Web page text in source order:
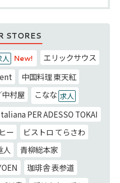
STORES
人 New!
エリックサウス
中国料理 東天紅
中村屋
こなな 求人
PER ADESSO TOKAI
ー
ビストロ てらさわ
人
青柳総本家
珈琲舎 表参道